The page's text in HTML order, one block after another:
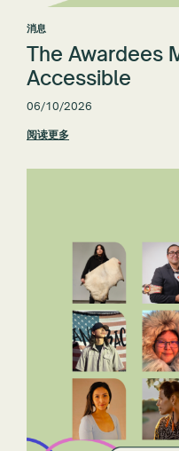
消息
The Awardees
Accessible
06/10/2026
阅读更多